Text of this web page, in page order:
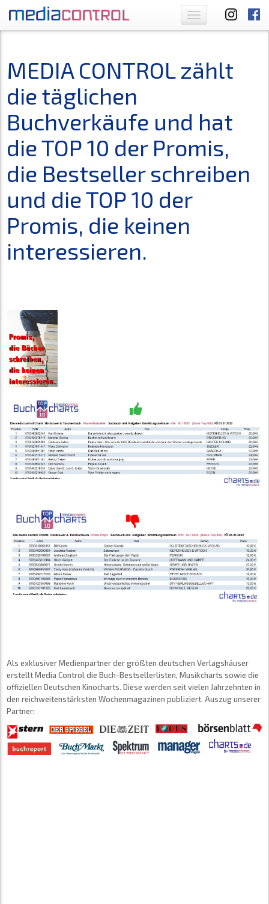
Toggle
navigation
MEDIA CONTROL zählt
die täglichen
Buchverkäufe und hat
die TOP 10 der Promis,
die Bestseller schreiben
und die TOP 10 der
Promis, die keinen
interessieren.
Als exklusiver Medienpartner der größten deutschen Verlagshäuser
erstellt Media Control die Buch-Bestsellerlisten, Musikcharts sowie die
offiziellen Deutschen Kinocharts. Diese werden seit vielen Jahrzehnten in
den reichweitenstärksten Wochenmagazinen publiziert. Auszug unserer
Partner: